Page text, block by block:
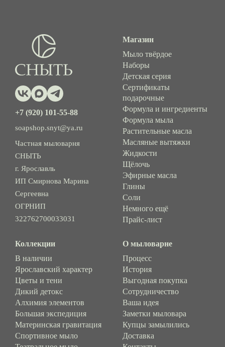
+7 (920) 101-55-88
soapshop.snyt@ya.ru
Частная мыловарня
СНЫТЬ
г. Ярославль
ИП Смирнова Марина
Сергеевна
ОГРНИП
322762700033031
Магазин
Мыло твёрдое
Наборы
Детская серия
Сертификаты
подарочные
Формула и ингредиенты
Формула мыла
Растительные масла
Масляные вытяжки
Жидкости
Щёлочь
Эфирные масла
Глины
Соли
Немного ещё
Прайс-лист
Коллекции
В наличии
Ярославский характер
Цветы и тени
Дикий детокс
Алхимия элементов
Большая экспедиция
Материнская гравитация
Спортивное мыло
О мыловарне
Процесс
История
Выгодная покупка
Сотрудничество
Ваша идея
Заметки мыловара
Купцы замылились
Доставка